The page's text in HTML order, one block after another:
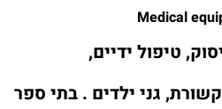
Medical
טיפול ידיים,
גני ילדים . בתי ספר